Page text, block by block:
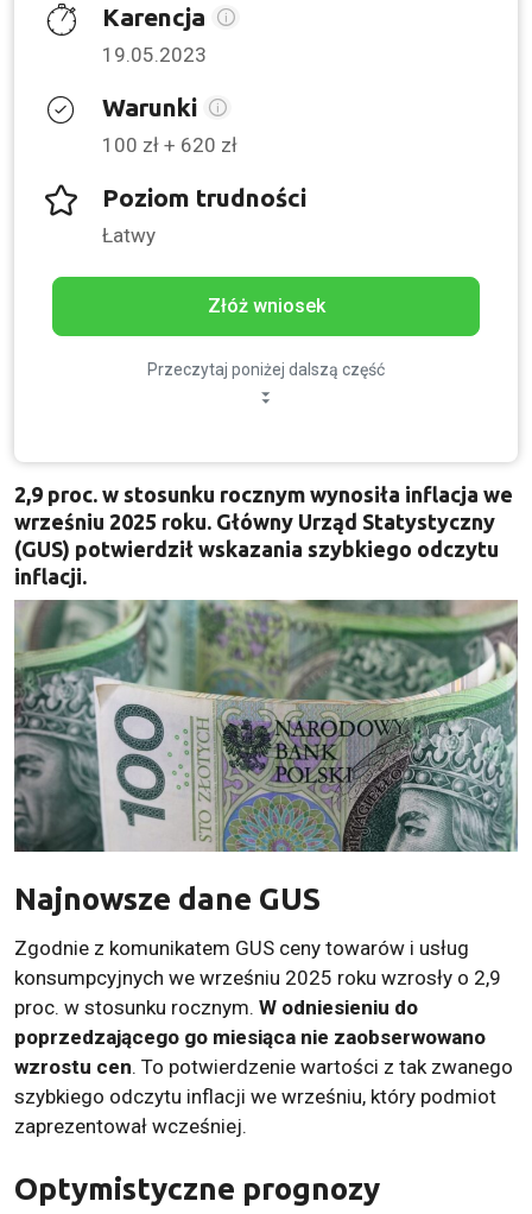
Karencja
19.05.2023
Warunki
100 zł + 620 zł
Poziom trudności
Łatwy
Złóż wniosek
Przeczytaj poniżej dalszą część
2,9 proc. w stosunku rocznym wynosiła inflacja we
wrześniu 2025 roku. Główny Urząd Statystyczny
(GUS) potwierdził wskazania szybkiego odczytu
inflacji.
Najnowsze dane GUS
Zgodnie z komunikatem GUS ceny towarów i usług
konsumpcyjnych we wrześniu 2025 roku wzrosły o 2,9
proc. w stosunku rocznym. W odniesieniu do
poprzedzającego go miesiąca nie zaobserwowano
wzrostu cen. To potwierdzenie wartości z tak zwanego
szybkiego odczytu inflacji we wrześniu, który podmiot
zaprezentował wcześniej.
Optymistyczne prognozy